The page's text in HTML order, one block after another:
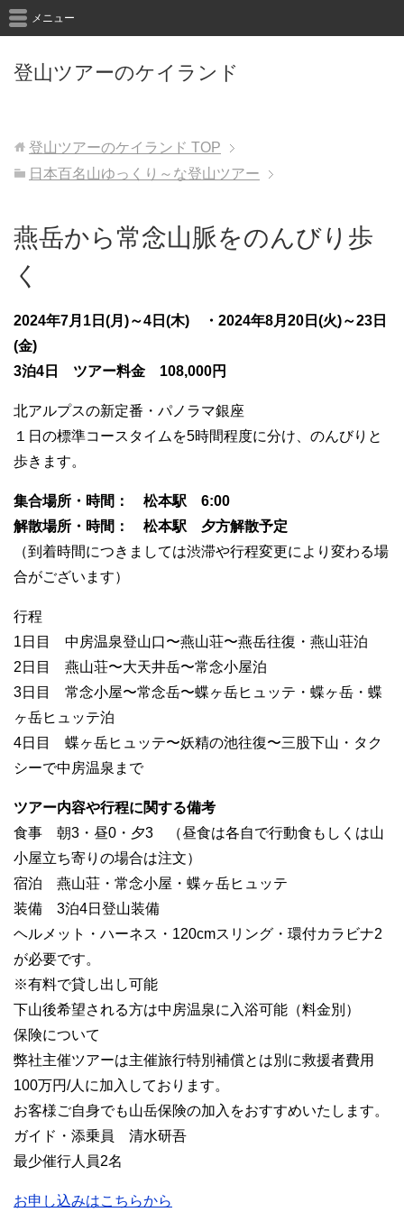
登山ツアーのケイランド
メニュー
登山ツアーのケイランド TOP
日本百名山ゆっくり～な登山ツアー
燕岳から常念山脈をのんびり歩
く
2024年7月1 日(月)～4 日(木) ・2024年8月20日(火)～23日
(金)
3泊4日 ツアー料金 108,000円
北アルプスの新定番・パノラマ銀座
１日の標準コースタイムを5時間程度に分け、のんびりと
歩きます。
集合場所・時間： 松本駅 6:00
解散場所・時間： 松本駅 夕方解散予定
（到着時間につきましては渋滞や行程変更により変わる場
合がございます）
行程
1日目 中房温泉登山口〜燕山荘〜燕岳往復・燕山荘泊
2日目 燕山荘〜大天井岳〜常念小屋泊
3日目 常念小屋〜常念岳〜蝶ヶ岳ヒュッテ・蝶ヶ岳・蝶
ヶ岳ヒュッテ泊
4日目 蝶ヶ岳ヒュッテ〜妖精の池往復〜三股下山・タク
シーで中房温泉まで
ツアー内容や行程に関する備考
食事 朝3・昼0・夕3 （昼食は各自で行動食もしくは山
小屋立ち寄りの場合は注文）
宿泊 燕山荘・常念小屋・蝶ヶ岳ヒュッテ
装備 3泊4日登山装備
ヘルメット・ハーネス・120cmスリング・環付カラビナ2
が必要です。
※有料で貸し出し可能
下山後希望される方は中房温泉に入浴可能（料金別）
保険について
弊社主催ツアーは主催旅行特別補償とは別に救援者費用
100万円/人に加入しております。
お客様ご自身でも山岳保険の加入をおすすめいたします。
ガイド・添乗員 清水研吾
最少催行人員2名
お申し込みはこちらから